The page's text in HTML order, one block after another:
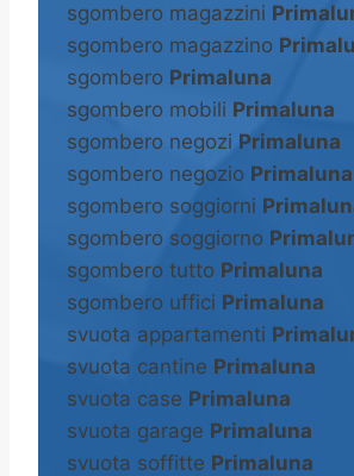
sgombero magazzini
sgombero magazzino
sgombero Primaluna
sgombero mobili Primaluna
sgombero negozi Primaluna
sgombero negozio Primaluna
sgombero soggiorni
sgombero soggiorno
sgombero tutto Primaluna
sgombero uffici Primaluna
svuota appartamenti
svuota cantine Primaluna
svuota case Primaluna
svuota garage Primaluna
svuota soffitte Primaluna